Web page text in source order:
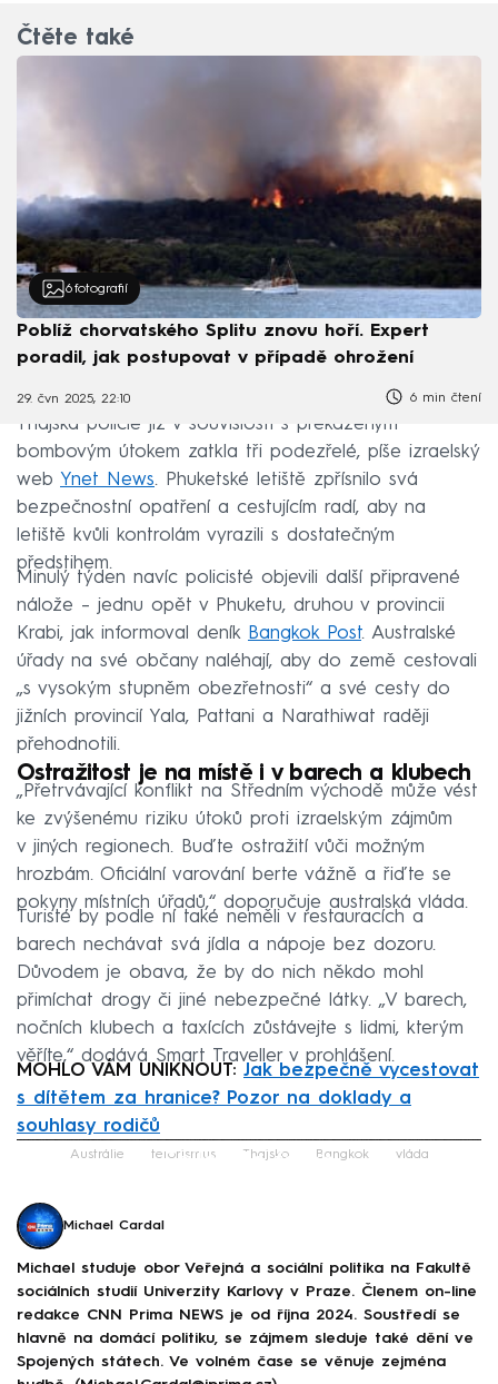
Čtěte také
6 fotografií
Poblíž chorvatského Splitu znovu hoří. Expert
poradil, jak postupovat v případě ohrožení
29. čvn 2025, 22:10 6 min čtení
Thajská policie již v souvislosti s překaženým
bombovým útokem zatkla tři podezřelé, píše izraelský
web Ynet News. Phuketské letiště zpřísnilo svá
bezpečnostní opatření a cestujícím radí, aby na
letiště kvůli kontrolám vyrazili s dostatečným
předstihem.
Minulý týden navíc policisté objevili další připravené
nálože – jednu opět v Phuketu, druhou v provincii
Krabi, jak informoval deník Bangkok Post. Australské
úřady na své občany naléhají, aby do země cestovali
„s vysokým stupněm obezřetnosti“ a své cesty do
jižních provincií Yala, Pattani a Narathiwat raději
přehodnotili.
Ostražitost je na místě i v barech a klubech
„Přetrvávající konflikt na Středním východě může vést
ke zvýšenému riziku útoků proti izraelským zájmům
v jiných regionech. Buďte ostražití vůči možným
hrozbám. Oficiální varování berte vážně a řiďte se
pokyny místních úřadů,“ doporučuje australská vláda.
Turisté by podle ní také neměli v restauracích a
barech nechávat svá jídla a nápoje bez dozoru.
Důvodem je obava, že by do nich někdo mohl
přimíchat drogy či jiné nebezpečné látky. „V barech,
nočních klubech a taxících zůstávejte s lidmi, kterým
věříte,“ dodává Smart Traveller v prohlášení.
MOHLO VÁM UNIKNOUT: Jak bezpečně vycestovat
s dítětem za hranice? Pozor na doklady a
souhlasy rodičů
Failed to fetch
Austrálie terorismus Thajsko Bangkok vláda
Michael Cardal
Michael studuje obor Veřejná a sociální politika na Fakultě
sociálních studií Univerzity Karlovy v Praze. Členem on-line
redakce CNN Prima NEWS je od října 2024. Soustředí se
hlavně na domácí politiku, se zájmem sleduje také dění ve
Spojených státech. Ve volném čase se věnuje zejména